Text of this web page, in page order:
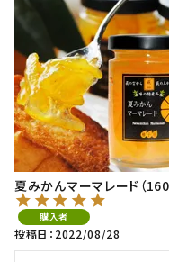
夏みかんマーマレード（
購入者
投稿日 2022/08/28